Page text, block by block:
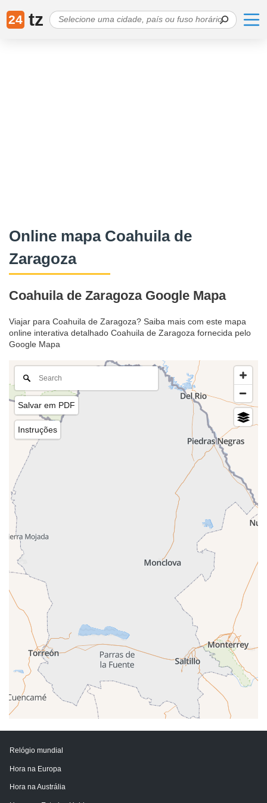
24 tz
Online mapa Coahuila de
Zaragoza
Coahuila de Zaragoza Google Mapa
Viajar para Coahuila de Zaragoza? Saiba mais com este mapa
online interativa detalhado Coahuila de Zaragoza fornecida pelo
Google Mapa
Salvar em PDF
Instruções
Relógio mundial
Hora na Europa
Hora na Austrália